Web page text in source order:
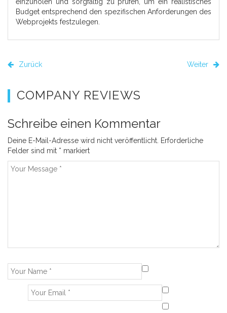
Budget entsprechend den spezifischen Anforderungen des
Webprojekts festzulegen.
Zurück Weiter
COMPANY REVIEWS
Schreibe einen Kommentar
Deine E-Mail-Adresse wird nicht veröffentlicht. Erforderliche
Felder sind mit * markiert